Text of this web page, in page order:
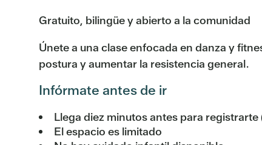
Gratuito, bilingüe y abierto a la comunidad
Únete a una clase enfocada en danza y
postura y aumentar la resistencia general.
Infórmate antes de ir
Llega diez minutos antes para registrarte
El espacio es limitado